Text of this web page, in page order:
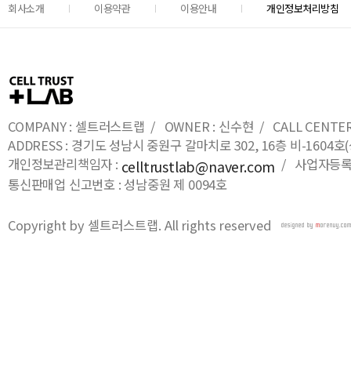
회사소개 이용약관 이용안내 개인정보처리방침
COMPANY : 셀트러스트랩 / OWNER : 신수현 / CALL
ADDRESS : 경기도 성남시 중원구 갈마치로 302, 16층 비-1604
개인정보관리책임자 : celltrustlab@naver.com / 사업자등
통신판매업 신고번호 : 성남중원 제 0094호
Copyright by 셀트러스트랩. All rights reserved